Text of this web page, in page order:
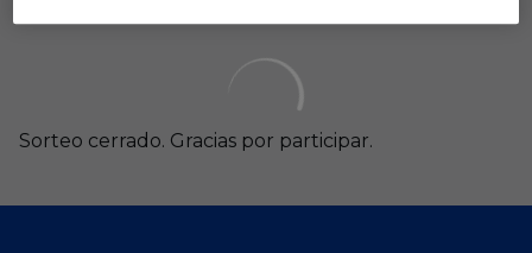
Sorteo cerrado. Gracias por participar.